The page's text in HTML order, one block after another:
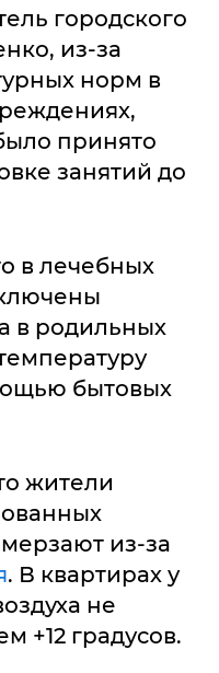
городского
из-за
норм в
принято
занятий до
в лечебных
в родильных
бытовых
жители
из-за
. В квартирах у
не
+12 градусов.